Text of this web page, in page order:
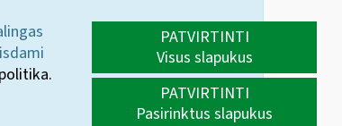
PATVIRTINTI
Visus slapukus
PATVIRTINTI
Pasirinktus slapukus